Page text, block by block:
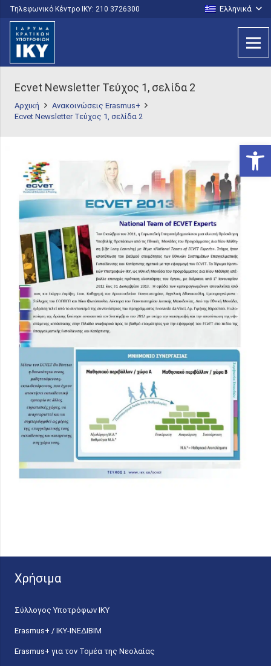
Τηλεφωνικό Κέντρο IKY: 210 3726300 Ελληνικά
Ecvet Newsletter Τεύχος 1, σελίδα 2
Αρχική
Ανακοινώσεις Erasmus+
Ecvet Newsletter Τεύχος 1, σελίδα 2
Χρήσιμα
Σύλλογος Υποτρόφων ΙΚΥ
Erasmus+ / ΙΚΥ-ΙΝΕΔΙΒΙΜ
Erasmus+ για τον Τομέα της Νεολαίας